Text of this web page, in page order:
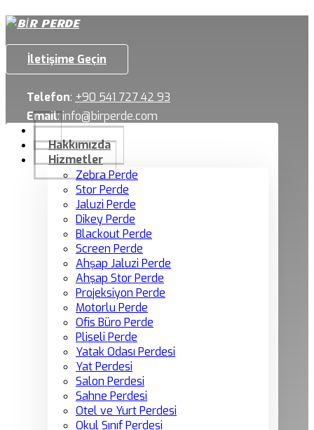
İletişime Geçin
Telefon: +90 541 727 42 93
Email:info@birperde.com
Hakkımızda
Hizmetler
Zebra Perde
Stor Perde
Jaluzi Perde
Dikey Perde
Blackout Perde
Screen Perde
Ahşap Jaluzi Perde
Ahşap Stor Perde
Projeksiyon Perde
Motorlu Perde
Ofis Büro Perde
Pliseli Perde
Yatak Odası Perdesi
Yat Perdesi
Salon Perdesi
Sahne Perdesi
Otel ve Yurt Perdesi
Okul Sınıf Perdesi